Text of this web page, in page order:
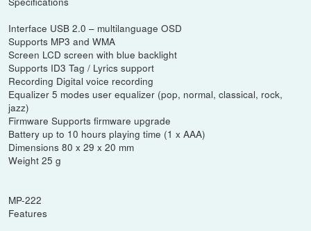
Interface USB 2.0 – multilanguage OSD
Supports MP3 and WMA
Screen LCD screen with blue backlight
Supports ID3 Tag / Lyrics support
Recording Digital voice recording
Equalizer 5 modes user equalizer (pop, normal, classical, rock,
jazz)
Firmware Supports ﬁrmware upgrade
Battery up to 10 hours playing time (1 x AAA)
Dimensions 80 x 29 x 20 mm
Weight 25 g
MP-222
Features